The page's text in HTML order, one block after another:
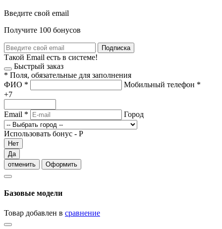
Введите свой email
Получите 100 бонусов
Подписка
Такой Email есть в системе!
Быстрый заказ
* Поля, обязательные для заполнения
ФИО * Мобильный телефон *
+7
Email * Город
Использовать бонус - Р
Нет
Да
отменить
Оформить
Базовые модели
Товар добавлен в сравнение